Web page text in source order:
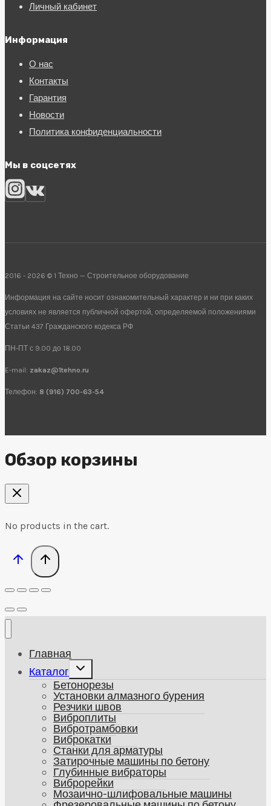
Личный кабинет
Информация
О нас
Контакты
Гарантия
Новости
Политика конфиденциальности
Мы в соцсетях
2016 - 2026 © 1 Техно — Строительное оборудование
Информация на сайте носит ознакомительный характер и ни при каких
условиях не является публичной офертой, определяемой положениями
Статьи 437 Гражданского кодекса РФ
ПН-ПТ с 9.00 до 18.00
E-mail: zakaz@1tehno.ru
Телефон: 8 (916) 700-63-54
Обзор корзины
No products in the cart.
Главная
Каталог
Развернуть
меню
Бетонорезы
Установки алмазного бурения
Резчики швов
Виброплиты
Вибротрамбовки
Виброкатки
Станки для арматуры
Затирочные машины по бетону
Глубинные вибраторы
Виброрейки
Мозаично-шлифовальные машины